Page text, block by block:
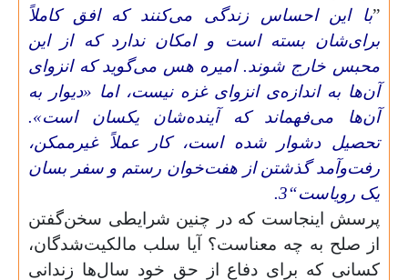
”با این احساس زندگی می‌کنند که افق کاملاً
برای‌شان بسته‌ است و امکان ندارد که از این
محبس خارج شوند. امیره هس می‌گوید که انزوای
آن‌ها به اندازه‌ی انزوای غزه نیست، اما «دیوار به
آن‌ها می‌فهماند که آینده‌شان یکسان است».
تحصیل دشوار شده است، کار عملاً غیرممکن،
رفت‌و‌آمد گذشتن از هفت‌خوان رستم و سفر بسان
یک رویاست“3.
پرسش اینجاست که در چنین شرایطی سخن‌گفتن
از صلح به چه معناست؟‌ آیا سلب مالکیت‌شدگان،
کسانی که برای دفاع از حق خود سال‌ها زندانی